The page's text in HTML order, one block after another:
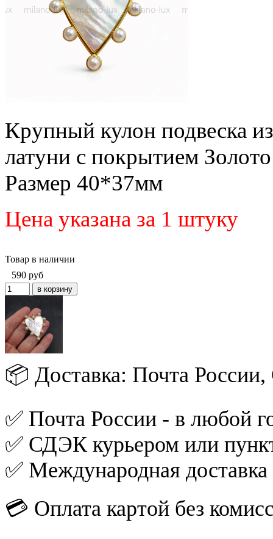
Крупный кулон подвеска
латуни с покрытием
Размер 40*37мм
Цена указана за 1 штуку
Товар в наличии
590 руб
📦 Доставка: Почта
✅ Почта России - в любой
✅ СДЭК курьером или
✅ Международная
💳 Оплата картой без